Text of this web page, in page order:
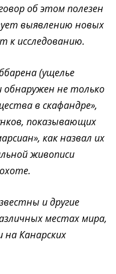
об этом полезен
выявлению новых
к исследованию.
(ущелье
обнаружен не только
в скафандре»,
показывающих
как назвал их
живописи
и другие
местах мира,
Канарских